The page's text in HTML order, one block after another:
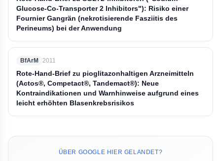
Glucose-Co-Transporter 2 Inhibitors"): Risiko einer
Fournier Gangrän (nekrotisierende Fasziitis des
Perineums) bei der Anwendung
BfArM 2011
Rote-Hand-Brief zu pioglitazonhaltigen Arzneimitteln
(Actos®, Competact®, Tandemact®): Neue
Kontraindikationen und Warnhinweise aufgrund eines
leicht erhöhten Blasenkrebsrisikos
ÜBER GOOGLE HIER GELANDET?